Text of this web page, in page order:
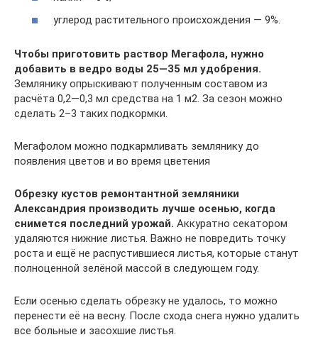
углерод растительного происхождения — 9%.
Чтобы приготовить раствор Мегафола, нужно
добавить в ведро воды 25—35 мл удобрения.
Землянику опрыскивают полученным составом из
расчёта 0,2—0,3 мл средства на 1 м2. За сезон можно
сделать 2–3 таких подкормки.
Мегафолом можно подкармливать землянику до
появления цветов и во время цветения
Обрезку кустов ремонтантной земляники
Александрия производить лучше осенью, когда
снимется последний урожай. Аккуратно секатором
удаляются нижние листья. Важно не повредить точку
роста и ещё не распустившиеся листья, которые станут
полноценной зелёной массой в следующем году.
Если осенью сделать обрезку не удалось, то можно
перенести её на весну. После схода снега нужно удалить
все больные и засохшие листья.